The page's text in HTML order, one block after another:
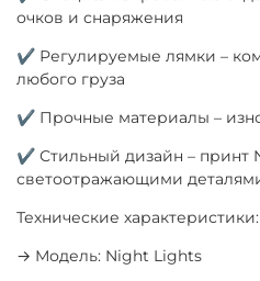
очков и снаряжения
✔ Регулируемые лямки –
любого груза
✔ Прочные материалы –
✔ Стильный дизайн – принт
светоотражающими
Технические характеристики:
→ Модель: Night Lights